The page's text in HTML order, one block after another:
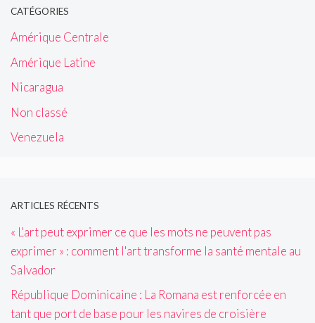
CATÉGORIES
Amérique Centrale
Amérique Latine
Nicaragua
Non classé
Venezuela
ARTICLES RÉCENTS
« L'art peut exprimer ce que les mots ne peuvent pas
exprimer » : comment l'art transforme la santé mentale au
Salvador
République Dominicaine : La Romana est renforcée en
tant que port de base pour les navires de croisière